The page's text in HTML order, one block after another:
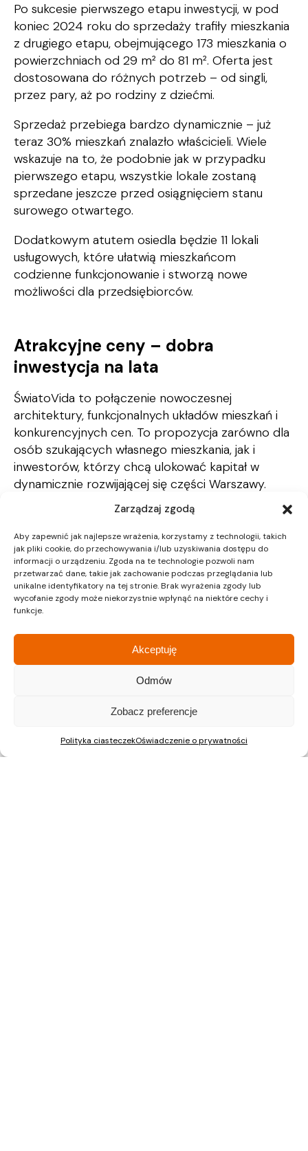
Zarządzaj zgodą
Aby zapewnić jak najlepsze wrażenia, korzystamy z technologii, takich
jak pliki cookie, do przechowywania i/lub uzyskiwania dostępu do
informacji o urządzeniu. Zgoda na te technologie pozwoli nam
przetwarzać dane, takie jak zachowanie podczas przeglądania lub
unikalne identyfikatory na tej stronie. Brak wyrażenia zgody lub
wycofanie zgody może niekorzystnie wpłynąć na niektóre cechy i
funkcje.
Akceptuję
Odmów
Zobacz preferencje
Polityka ciasteczekOświadczenie o prywatności
Po sukcesie pierwszego etapu inwestycji, w pod
koniec 2024 roku do sprzedaży trafiły mieszkania
z drugiego etapu, obejmującego 173 mieszkania o
powierzchniach od 29 m² do 81 m². Oferta jest
dostosowana do różnych potrzeb – od singli,
przez pary, aż po rodziny z dziećmi.
Sprzedaż przebiega bardzo dynamicznie – już
teraz 30% mieszkań znalazło właścicieli. Wiele
wskazuje na to, że podobnie jak w przypadku
pierwszego etapu, wszystkie lokale zostaną
sprzedane jeszcze przed osiągnięciem stanu
surowego otwartego.
Dodatkowym atutem osiedla będzie 11 lokali
usługowych, które ułatwią mieszkańcom
codzienne funkcjonowanie i stworzą nowe
możliwości dla przedsiębiorców.
Atrakcyjne ceny – dobra
inwestycja na lata
ŚwiatoVida to połączenie nowoczesnej
architektury, funkcjonalnych układów mieszkań i
konkurencyjnych cen. To propozycja zarówno dla
osób szukających własnego mieszkania, jak i
inwestorów, którzy chcą ulokować kapitał w
dynamicznie rozwijającej się części Warszawy.
Dostępne metraże w atrakcyjnych cenach:
✔ Kawalerki – od 440 286 zł
✔ Mieszkania 2-pokojowe – od 502 848 zł
✔ Mieszkania 3-pokojowe – od 674 245 zł
Dobre tempo sprzedaży pokazuje, że to oferta,
sprzedaży, gdzie można zapoznać się z
dostępnymi mieszkaniami i wybrać idealne dla
Planujesz kupić mieszkanie w inwestycji
ŚwiatoVida? Zadzwoń! 22 597 23 72